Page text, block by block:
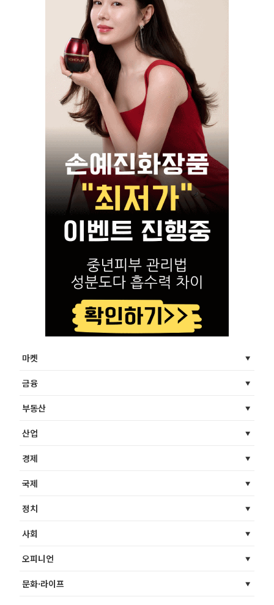
마켓
금융
부동산
산업
경제
국제
정치
사회
오피니언
문화·라이프